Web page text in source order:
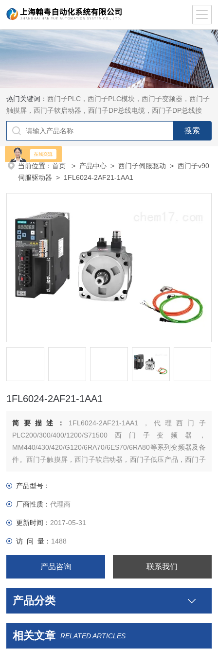
热门关键词：西门子PLC，西门子PLC模块，西门子变频器，西门子
触摸屏，西门子软启动器，西门子DP总线电缆，西门子DP总线接
头，西门子CP通讯网卡，西门子数控系统及停产备件
当前位置：首页 > 产品中心 >西门子伺服驱动 >西门子v90
伺服驱动器 > 1FL6024-2AF21-1AA1
1FL6024-2AF21-1AA1
简要描述： 1FL6024-2AF21-1AA1，代理西门子
PLC200/300/400/1200/S71500西门子变频器，
MM440/430/420/G120/6RA70/6ES70/6RA80等系列变频器及备
件。西门子触摸屏，西门子软启动器，西门子低压产品，西门子
本公司购买的产品，保证*，假一罚十，质保一年。一年内产品非
产品型号：
厂商性质：代理商
更新时间： 2017-05-31
访 问 量： 1488
产品咨询 联系我们
产品分类
相关文章 RELATED ARTICLES